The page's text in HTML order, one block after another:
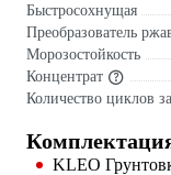
Быстросохнущая
Преобразователь
Морозостойкость
Концентрат
Количество циклов
KLEO